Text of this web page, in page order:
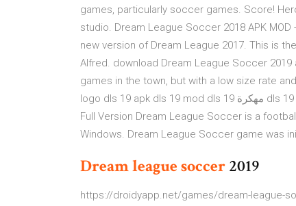
games, particularly soccer games. Score!
studio. Dream League Soccer 2018 APK
new version of Dream League 2017. This is
Alfred. download Dream League Soccer
games in the town, but with a low size rate
logo dls 19 apk dls 19 mod dls 19 مهكرة dls 19 hack Download Free Dream League Soccer for PC, Windows
Full Version Dream League Soccer is a
Windows. Dream League Soccer game was
Dreamleaguesoccer2019
https://droidyapp.net/games/dream-league-